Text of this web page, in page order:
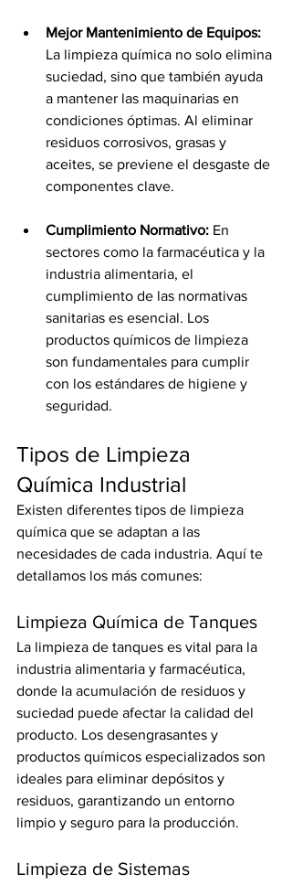
Mejor Mantenimiento de Equipos:
La limpieza química no solo elimina
suciedad, sino que también ayuda
a mantener las maquinarias en
condiciones óptimas. Al eliminar
residuos corrosivos, grasas y
aceites, se previene el desgaste de
componentes clave.
Cumplimiento Normativo: En
sectores como la farmacéutica y la
industria alimentaria, el
cumplimiento de las normativas
sanitarias es esencial. Los
productos químicos de limpieza
son fundamentales para cumplir
con los estándares de higiene y
seguridad.
Tipos de Limpieza
Química Industrial
Existen diferentes tipos de limpieza
química que se adaptan a las
necesidades de cada industria. Aquí te
detallamos los más comunes:
Limpieza Química de Tanques
La limpieza de tanques es vital para la
industria alimentaria y farmacéutica,
donde la acumulación de residuos y
suciedad puede afectar la calidad del
producto. Los desengrasantes y
productos químicos especializados son
ideales para eliminar depósitos y
residuos, garantizando un entorno
limpio y seguro para la producción.
Limpieza de Sistemas